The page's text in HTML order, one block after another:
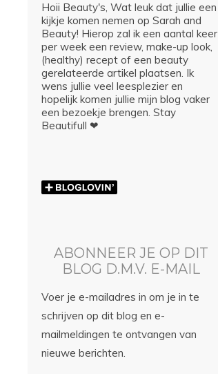
Hoii Beauty's, Wat leuk dat jullie een
kijkje komen nemen op Sarah and
Beauty! Hierop zal ik een aantal keer
per week een review, make-up look,
(healthy) recept of een beauty
gerelateerde artikel plaatsen. Ik
wens jullie veel leesplezier en
hopelijk komen jullie mijn blog vaker
een bezoekje brengen. Stay
Beautifull ❤
ABONNEER JE OP DIT
BLOG D.M.V. E-MAIL
Voer je e-mailadres in om je in te
schrijven op dit blog en e-
mailmeldingen te ontvangen van
nieuwe berichten.